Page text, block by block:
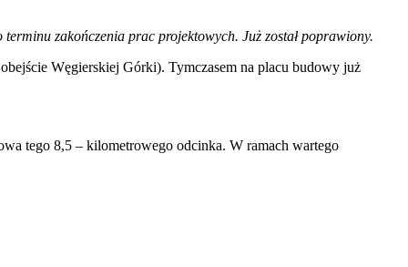
zakończenia prac projektowych. Już został poprawiony.
Węgierskiej Górki). Tymczasem na placu budowy już
tego 8,5 – kilometrowego odcinka. W ramach wartego